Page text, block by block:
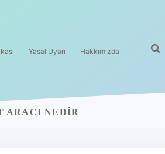
Yasal Uyarı Hakkımızda
ARACI NEDIR